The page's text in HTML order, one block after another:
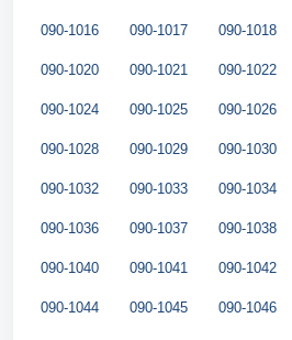
090-1016 090-1017 090-1018
090-1020 090-1021 090-1022
090-1024 090-1025 090-1026
090-1028 090-1029 090-1030
090-1032 090-1033 090-1034
090-1036 090-1037 090-1038
090-1040 090-1041 090-1042
090-1044 090-1045 090-1046